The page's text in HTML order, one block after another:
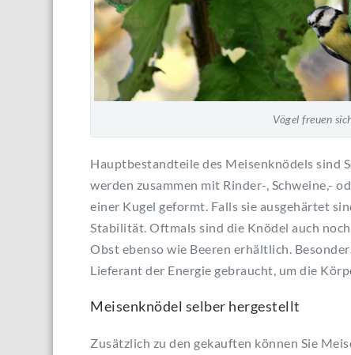
Vögel freuen
Hauptbestandteile des Meisenknödels sind
werden zusammen mit Rinder-, Schweine,-
einer Kugel geformt. Falls sie ausgehärtet
Stabilität. Oftmals sind die Knödel auch
Obst ebenso wie Beeren erhältlich.
Lieferant der Energie gebraucht, um die
Meisenknödel selber hergestellt
Zusätzlich zu den gekauften können Sie